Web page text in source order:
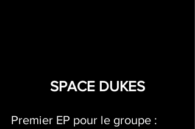
SPACE DUKES
Premier EP pour le groupe :